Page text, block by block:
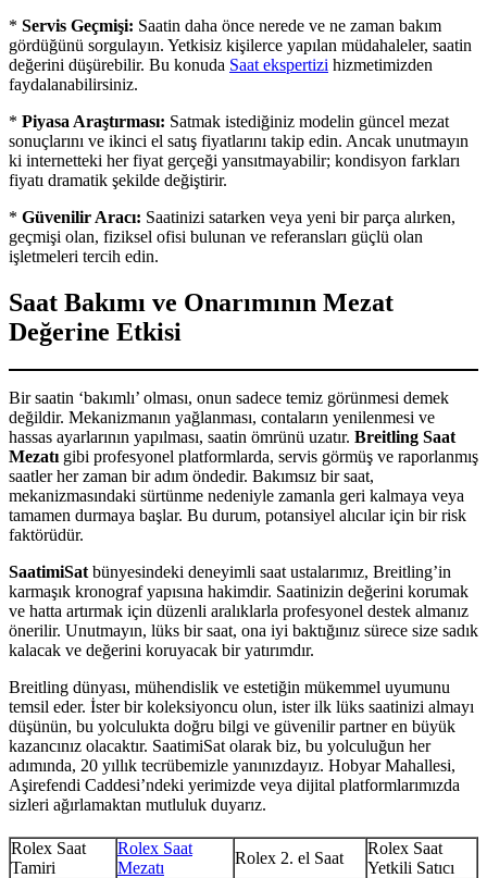
* Servis Geçmişi: Saatin daha önce nerede ve ne zaman bakım
gördüğünü sorgulayın. Yetkisiz kişilerce yapılan müdahaleler, saatin
değerini düşürebilir. Bu konuda Saat ekspertizi hizmetimizden
faydalanabilirsiniz.
* Piyasa Araştırması: Satmak istediğiniz modelin güncel mezat
sonuçlarını ve ikinci el satış fiyatlarını takip edin. Ancak unutmayın
ki internetteki her fiyat gerçeği yansıtmayabilir; kondisyon farkları
fiyatı dramatik şekilde değiştirir.
* Güvenilir Aracı: Saatinizi satarken veya yeni bir parça alırken,
geçmişi olan, fiziksel ofisi bulunan ve referansları güçlü olan
işletmeleri tercih edin.
Saat Bakımı ve Onarımının Mezat
Değerine Etkisi
Bir saatin ‘bakımlı’ olması, onun sadece temiz görünmesi demek
değildir. Mekanizmanın yağlanması, contaların yenilenmesi ve
hassas ayarlarının yapılması, saatin ömrünü uzatır. Breitling Saat
Mezatı gibi profesyonel platformlarda, servis görmüş ve raporlanmış
saatler her zaman bir adım öndedir. Bakımsız bir saat,
mekanizmasındaki sürtünme nedeniyle zamanla geri kalmaya veya
tamamen durmaya başlar. Bu durum, potansiyel alıcılar için bir risk
faktörüdür.
SaatimiSat bünyesindeki deneyimli saat ustalarımız, Breitling’in
karmaşık kronograf yapısına hakimdir. Saatinizin değerini korumak
ve hatta artırmak için düzenli aralıklarla profesyonel destek almanız
önerilir. Unutmayın, lüks bir saat, ona iyi baktığınız sürece size sadık
kalacak ve değerini koruyacak bir yatırımdır.
Breitling dünyası, mühendislik ve estetiğin mükemmel uyumunu
temsil eder. İster bir koleksiyoncu olun, ister ilk lüks saatinizi almayı
düşünün, bu yolculukta doğru bilgi ve güvenilir partner en büyük
kazancınız olacaktır. SaatimiSat olarak biz, bu yolculuğun her
adımında, 20 yıllık tecrübemizle yanınızdayız. Hobyar Mahallesi,
Aşirefendi Caddesi’ndeki yerimizde veya dijital platformlarımızda
sizleri ağırlamaktan mutluluk duyarız.
Rolex Saat
Tamiri
Rolex Saat
Mezatı
Rolex 2. el Saat
Rolex Saat
Yetkili Satıcı